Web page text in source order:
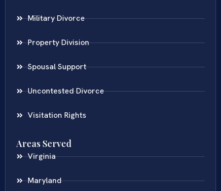
Military Divorce
Property Division
Spousal Support
Uncontested Divorce
Visitation Rights
Areas Served
Virginia
Maryland